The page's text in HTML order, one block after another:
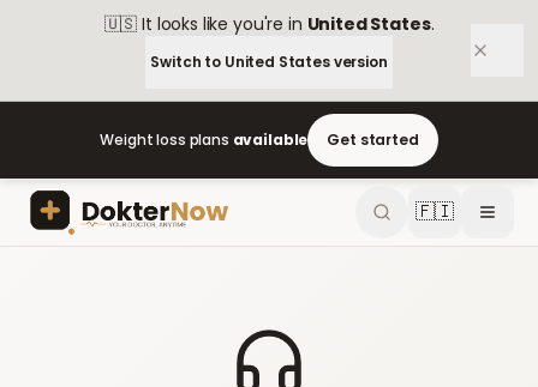
🇺🇸 It looks like you're in United States.
Switch to United Statesversion
Weight loss plans available Get started
🇫🇮